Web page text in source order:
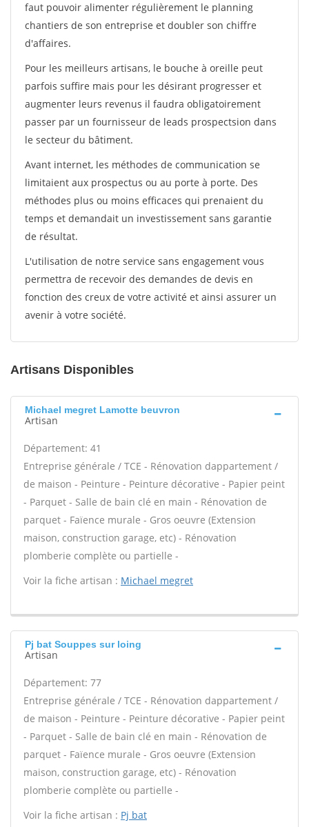
faut pouvoir alimenter régulièrement le planning
chantiers de son entreprise et doubler son chiffre
d'affaires.
Pour les meilleurs artisans, le bouche à oreille peut
parfois suffire mais pour les désirant progresser et
augmenter leurs revenus il faudra obligatoirement
passer par un fournisseur de leads prospectsion dans
le secteur du bâtiment.
Avant internet, les méthodes de communication se
limitaient aux prospectus ou au porte à porte. Des
méthodes plus ou moins efficaces qui prenaient du
temps et demandait un investissement sans garantie
de résultat.
L'utilisation de notre service sans engagement vous
permettra de recevoir des demandes de devis en
fonction des creux de votre activité et ainsi assurer un
avenir à votre société.
Artisans Disponibles
Michael megret Lamotte beuvron
Artisan
Département: 41
Entreprise générale / TCE - Rénovation dappartement /
de maison - Peinture - Peinture décorative - Papier peint
- Parquet - Salle de bain clé en main - Rénovation de
parquet - Faïence murale - Gros oeuvre (Extension
maison, construction garage, etc) - Rénovation
plomberie complète ou partielle -
Voir la fiche artisan : Michael megret
Pj bat Souppes sur loing
Artisan
Département: 77
Entreprise générale / TCE - Rénovation dappartement /
de maison - Peinture - Peinture décorative - Papier peint
- Parquet - Salle de bain clé en main - Rénovation de
parquet - Faïence murale - Gros oeuvre (Extension
maison, construction garage, etc) - Rénovation
plomberie complète ou partielle -
Voir la fiche artisan : Pj bat